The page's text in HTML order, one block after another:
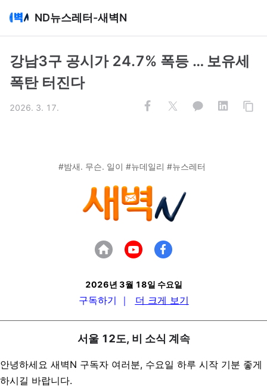
ND뉴스레터-새벽N
강남3구 공시가 24.7% 폭등 … 보유세
폭탄 터진다
2026. 3. 17.
#밤새. 무슨. 일이 #뉴데일리 #뉴스레터
2026년 3월 18일 수요일
구독하기 ｜ 더 크게 보기
서울 12도, 비 소식 계속
안녕하세요 새벽N 구독자 여러분, 수요일 하루 시작 기분 좋게
하시길 바랍니다.